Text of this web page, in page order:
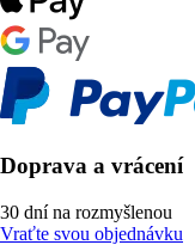
Doprava a vrácení
30 dní na rozmyšlenou
Vraťte svou objednávku